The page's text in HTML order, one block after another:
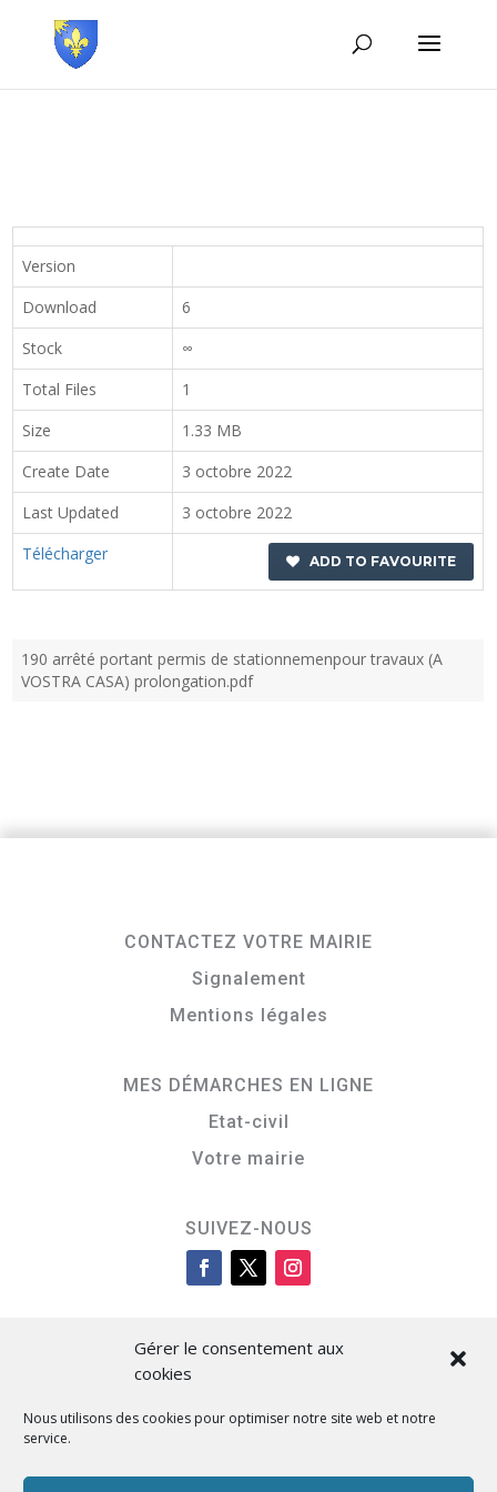
Gérer le consentement aux
cookies
Nous utilisons des cookies pour optimiser notre site web et notre
service.
Version
Download
6
Stock
∞
Total Files
1
Size
1.33 MB
Create Date
3 octobre 2022
Last Updated
3 octobre 2022
Télécharger
ADD TO FAVOURITE
190 arrêté portant permis de stationnemenpour travaux (A
VOSTRA CASA) prolongation.pdf
CONTACTEZ VOTRE MAIRIE
Signalement
Mentions légales
MES DÉMARCHES EN LIGNE
Etat-civil
Votre mairie
SUIVEZ-NOUS
Cità di L’Isula